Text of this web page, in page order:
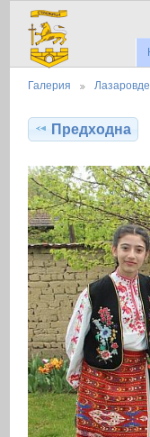
Галерия
Предходна